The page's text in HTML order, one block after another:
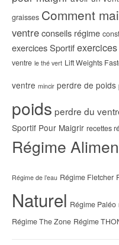
graisses Comment
ventreconseils régime
exercices Sportif
ventre le thé vert Lift Weights
ventre mincir perdre de poids
poids perdre du
Sportif Pour Maigrir recettes
Régime
Régime de l’eau Régime Fletcher
Naturel Régime Paléo
Régime The Zone Régime